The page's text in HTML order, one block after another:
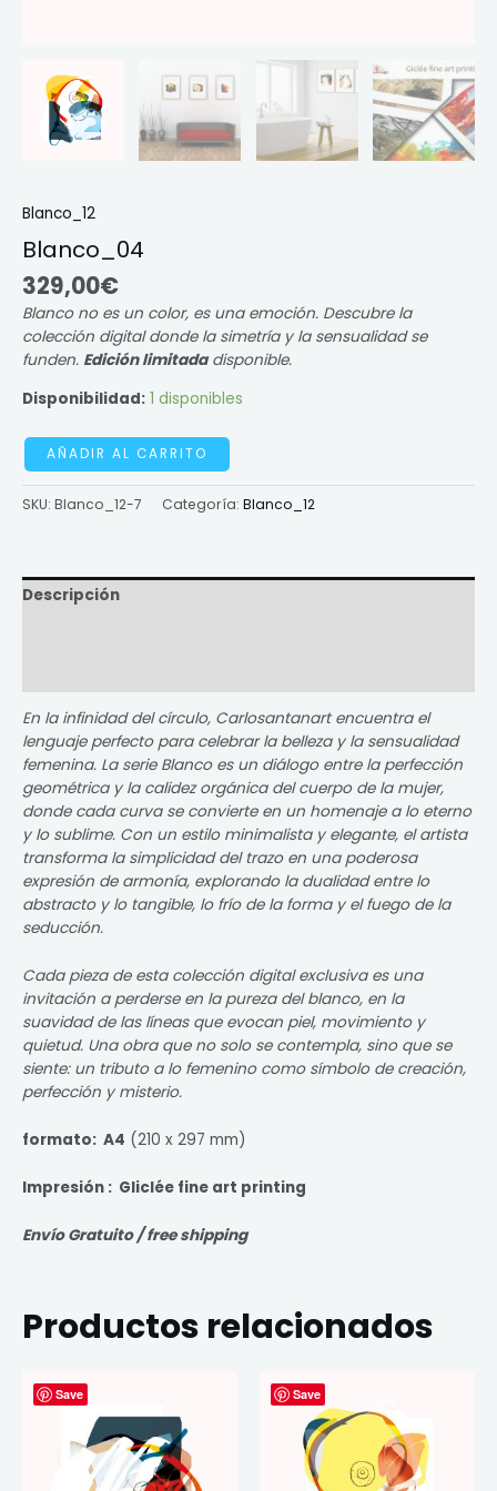
Blanco_12
Blanco_04
329,00€
Blanco no es un color, es una emoción. Descubre la
colección digital donde la simetría y la sensualidad se
funden. Edición limitadadisponible.
Disponibilidad: 1 disponibles
AÑADIR AL CARRITO
SKU: Blanco_12-7 Categoría: Blanco_12
Descripción
En la infinidad del círculo, Carlosantanart encuentra el
lenguaje perfecto para celebrar la belleza y la sensualidad
femenina. La serie Blanco es un diálogo entre la perfección
geométrica y la calidez orgánica del cuerpo de la mujer,
donde cada curva se convierte en un homenaje a lo eterno
y lo sublime. Con un estilo minimalista y elegante, el artista
transforma la simplicidad del trazo en una poderosa
expresión de armonía, explorando la dualidad entre lo
abstracto y lo tangible, lo frío de la forma y el fuego de la
seducción.
Cada pieza de esta colección digital exclusiva es una
invitación a perderse en la pureza del blanco, en la
suavidad de las líneas que evocan piel, movimiento y
quietud. Una obra que no solo se contempla, sino que se
siente: un tributo a lo femenino como símbolo de creación,
perfección y misterio.
formato: A4 (210 x 297 mm)
Impresión : Gliclée fine art printing
Envío Gratuito / free shipping
Productos relacionados
Save Save